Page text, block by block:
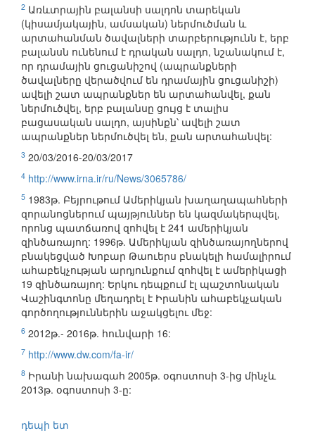
2 Առևտրային բալանսի սալդոն տարեկան
(կիսամյակային, ամսական) ներմուծման և
արտահանման ծավալների տարբերությունն է, երբ
բալանսն ունենում է դրական սալդո, նշանակում է,
որ դրամային ցուցանիշով (ապրանքների
ծավալները վերածվում են դրամային ցուցանիշի)
ավելի շատ ապրանքներ են արտահանվել, քան
ներմուծվել, երբ բալանսը ցույց է տալիս
բացասական սալդո, այսինքն՝ ավելի շատ
ապրանքներ ներմուծվել են, քան արտահանվել:
3 20/03/2016-20/03/2017
4 http://www.irna.ir/ru/News/3065786/
5 1983թ. Բեյրութում Ամերիկյան խաղաղապահների
զորանոցներում պայթյուններ են կազմակերպվել,
որոնց պատճառով զոհվել է 241 ամերիկյան
զինծառայող: 1996թ. Ամերիկյան զինծառայողներով
բնակեցված Խոբար Թաուերս բնակելի համալիրում
ահաբեկչության արդյունքում զոհվել է ամերիկացի
19 զինծառայող: Երկու դեպքում էլ պաշտոնական
Վաշինգտոնը մեղադրել է Իրանին ահաբեկչական
գործողություններին աջակցելու մեջ:
6 2012թ.- 2016թ. հունվարի 16:
7 http://www.dw.com/fa-ir/
8 Իրանի նախագահ 2005թ. օգոստոսի 3-ից մինչև
2013թ. օգոստոսի 3-ը:
դեպի ետ